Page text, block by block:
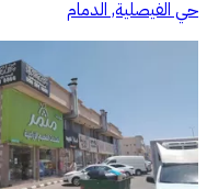
حي الفيصلية, الدمام